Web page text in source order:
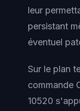
leur
persistant
éventuel
Sur le plan
commande
10520